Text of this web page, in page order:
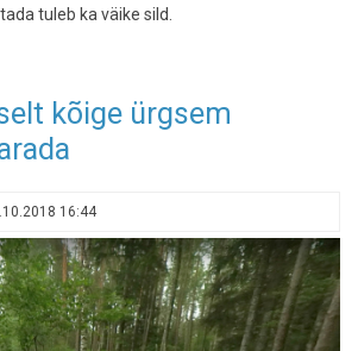
tuleb ka väike sild.
kõige ürgsem
16:44